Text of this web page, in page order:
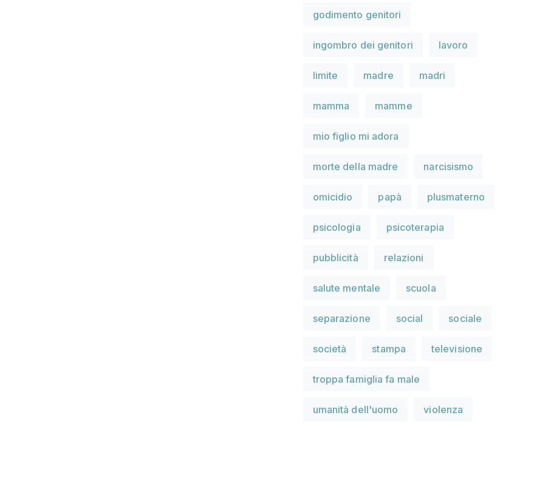
godimento genitori
ingombro dei genitori lavoro
limite madre madri
mamma mamme
mio figlio mi adora
morte della madre narcisismo
omicidio papà plusmaterno
psicologia psicoterapia
pubblicità relazioni
salute mentale scuola
separazione social sociale
società stampa televisione
troppa famiglia fa male
umanità dell'uomo violenza